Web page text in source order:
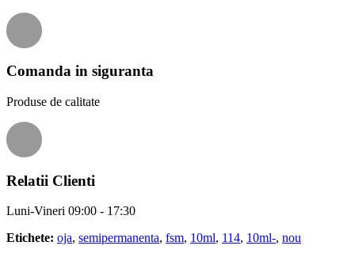
Comanda in siguranta
Produse de calitate
Relatii Clienti
Luni-Vineri 09:00 - 17:30
Etichete: oja, semipermanenta, fsm, 10ml, 114, 10ml-, nou